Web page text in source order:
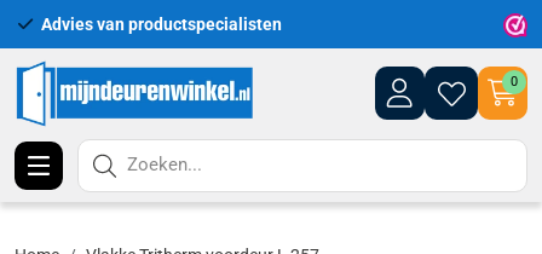
Advies van productspecialisten
0
Zoeken...